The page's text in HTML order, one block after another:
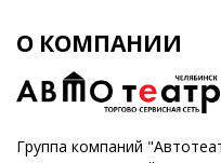
О КОМПАНИИ
Группа компаний